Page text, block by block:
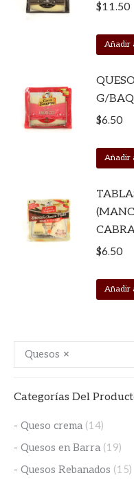
$11.50
Añadir
G/
$6.50
Añadir
$6.50
Añadir
×
Quesos
Categorías Del
- Queso crema (14)
- Quesos en Barra (19)
- Quesos Rebanados (15)